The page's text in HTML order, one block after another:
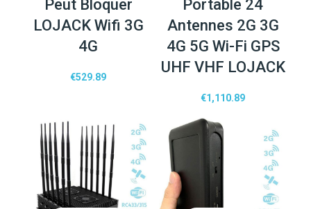
Peut Bloquer
LOJACK Wifi 3G
4G
€529.89
Portable 24
Antennes 2G 3G
4G 5G Wi-Fi GPS
UHF VHF LOJACK
€1,110.89